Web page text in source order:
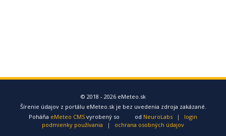
© 2018 - 2026 eMeteo.sk
Šírenie údajov z portálu eMeteo.sk je bez uvedenia zdroja zakázané.
Poháňa eMeteo CMS vyrobený so od NeuroLabs |
login
podmienky používania
| ochrana osobných údajov